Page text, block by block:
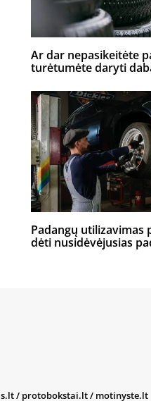
Ar dar nepasikeitėte
turėtumėte daryti
Padangų
dėti nusidėvėjusias
/ protobokstai.lt/ motinyste.lt